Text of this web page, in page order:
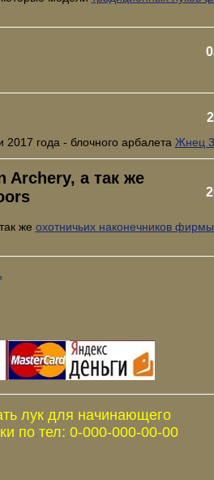
2017 года - блочного арбалета Жнец
Archery, а так же
же охотничьих наконечников
лук для начинающего
по тел: 0-000-000-00-00